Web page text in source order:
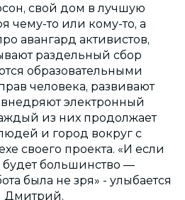
свой дом в лучшую
чему-то или кому-то, а
авангард активистов,
раздельный сбор
образовательными
человека, развивают
электронный
из них продолжает
и город вокруг с
своего проекта. «И если
большинство —
была не зря» - улыбается
Дмитрий.